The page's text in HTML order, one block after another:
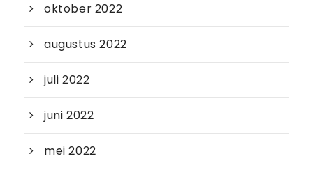
oktober 2022
augustus 2022
juli 2022
juni 2022
mei 2022